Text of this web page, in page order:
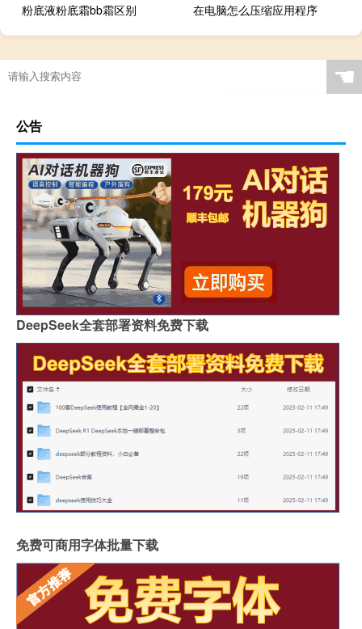
粉底液粉底霜bb霜区别
在电脑怎么压缩应用程序
☚
公告
DeepSeek全套部署资料免费下载
免费可商用字体批量下载